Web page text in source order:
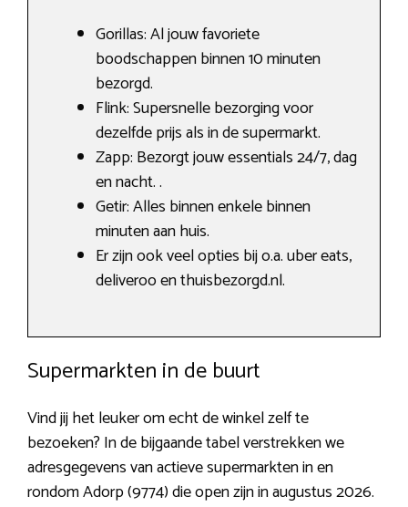
Gorillas: Al jouw favoriete
boodschappen binnen 10 minuten
bezorgd.
Flink: Supersnelle bezorging voor
dezelfde prijs als in de supermarkt.
Zapp: Bezorgt jouw essentials 24/7, dag
en nacht. .
Getir: Alles binnen enkele binnen
minuten aan huis.
Er zijn ook veel opties bij o.a. uber eats,
deliveroo en thuisbezorgd.nl.
Supermarkten in de buurt
Vind jij het leuker om echt de winkel zelf te
bezoeken? In de bijgaande tabel verstrekken we
adresgegevens van actieve supermarkten in en
rondom Adorp (9774) die open zijn in augustus 2026.